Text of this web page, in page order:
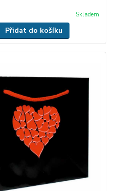
Skladem
Přidat do košíku